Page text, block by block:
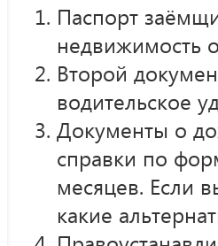
Паспорт
недвижимость
Второй
водительское
Документы о
справки по
месяцев. Если
какие